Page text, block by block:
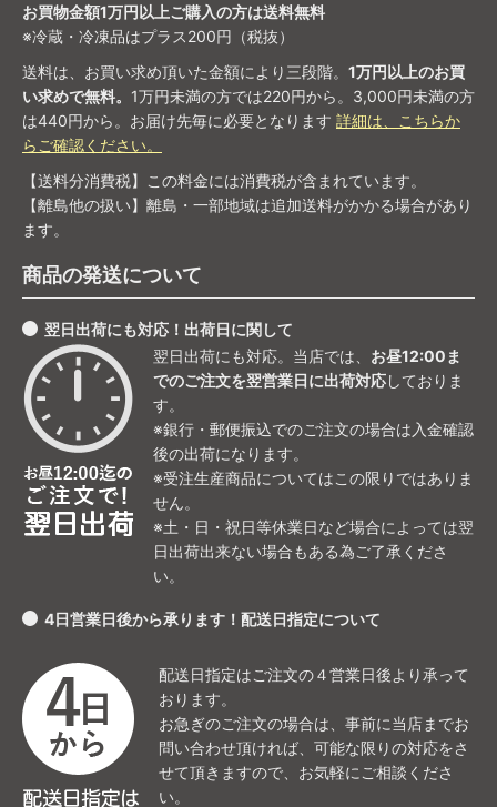
お買物金額1万円以上ご購入の方は送料無料
※冷蔵・冷凍品はプラス200円（税抜）
送料は、お買い求め頂いた金額により三段階。 1万円以上のお買
い求めで無料。 1万円未満の方では220円から。3,000円未満の方
は440円から。お届け先毎に必要となります 詳細は、こちらか
らご確認ください。
【送料分消費税】この料金には消費税が含まれています。
【離島他の扱い】離島・一部地域は追加送料がかかる場合があり
ます。
商品の発送について
翌日出荷にも対応！出荷日に関して
翌日出荷にも対応。当店では、 お昼12:00ま
でのご注文を翌営業日に出荷対応しておりま
す。
※銀行・郵便振込でのご注文の場合は入金確認
後の出荷になります。
※受注生産商品についてはこの限りではありま
せん。
※土・日・祝日等休業日など場合によっては翌
日出荷出来ない場合もある為ご了承くださ
い。
4日営業日後から承ります！配送日指定について
配送日指定はご注文の４営業日後より承って
おります。
お急ぎのご注文の場合は、事前に当店までお
問い合わせ頂ければ、可能な限りの対応をさ
せて頂きますので、お気軽にご相談くださ
い。